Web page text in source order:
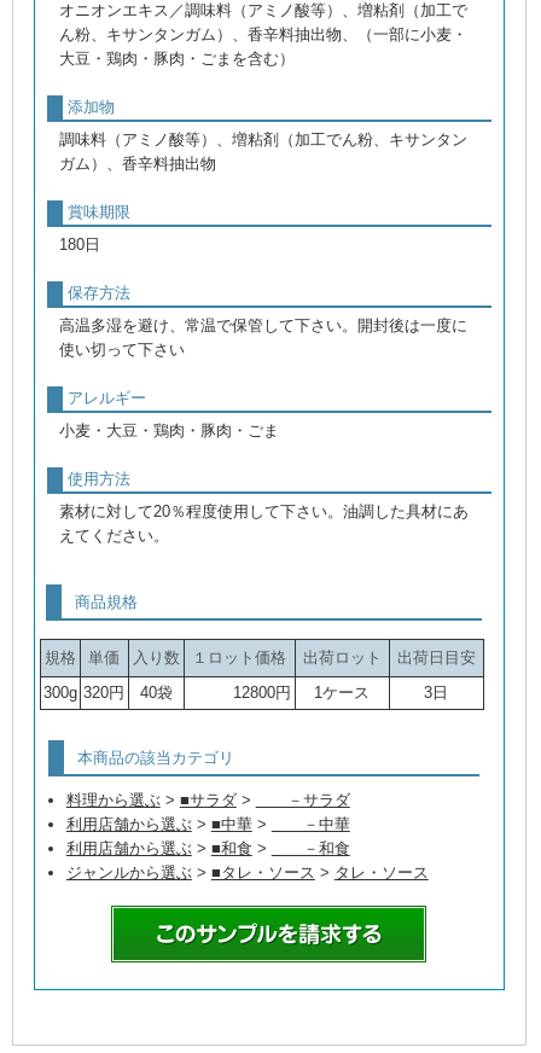
オニオンエキス／調味料（アミノ酸等）、増粘剤（加工で
ん粉、キサンタンガム）、香辛料抽出物、（一部に小麦・
大豆・鶏肉・豚肉・ごまを含む）
添加物
調味料（アミノ酸等）、増粘剤（加工でん粉、キサンタン
ガム）、香辛料抽出物
賞味期限
180日
保存方法
高温多湿を避け、常温で保管して下さい。開封後は一度に
使い切って下さい
アレルギー
小麦・大豆・鶏肉・豚肉・ごま
使用方法
素材に対して20％程度使用して下さい。油調した具材にあ
えてください。
商品規格
規格 単価 入り数 １ロット価格 出荷ロット
出荷日目安
300g 320円 40袋 12800円 1ケース 3日
本商品の該当カテゴリ
料理から選ぶ> ■サラダ>
－サラダ
利用店舗から選ぶ> ■中華>
－中華
利用店舗から選ぶ> ■和食 >
－和食
ジャンルから選ぶ> ■タレ・ソース > タレ・ソース